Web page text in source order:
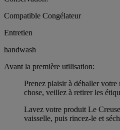
Compatible Congélateur
Entretien
handwash
Avant la première utilisation:
Prenez plaisir à déballer
chose, veillez à retirer les
Lavez votre produit Le
vaisselle, puis rincez-le et